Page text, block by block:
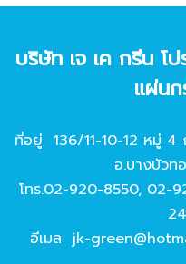
บริษัท เจ เค กรีน โ
แผ่น
ที่อยู่ 136/11-10-12 หมู่ 4
อ.บางบัวท
โทร.02-920-8550, 02-
อีเมล jk-